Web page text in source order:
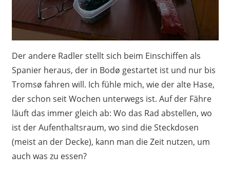
Der andere Radler stellt sich beim Einschiffen als
Spanier heraus, der in Bodø gestartet ist und nur bis
Tromsø fahren will. Ich fühle mich, wie der alte Hase,
der schon seit Wochen unterwegs ist. Auf der Fähre
läuft das immer gleich ab: Wo das Rad abstellen, wo
ist der Aufenthaltsraum, wo sind die Steckdosen
(meist an der Decke), kann man die Zeit nutzen, um
auch was zu essen?